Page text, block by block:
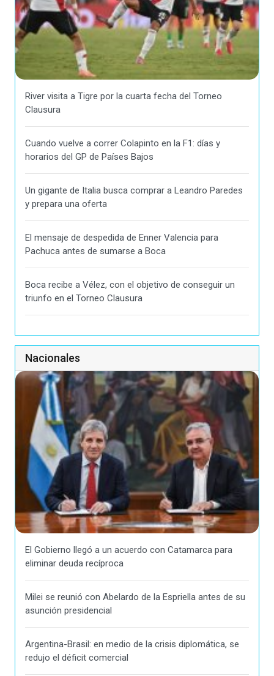
River visita a Tigre por la cuarta fecha del Torneo
Clausura
Cuando vuelve a correr Colapinto en la F1: días y
horarios del GP de Países Bajos
Un gigante de Italia busca comprar a Leandro Paredes
y prepara una oferta
El mensaje de despedida de Enner Valencia para
Pachuca antes de sumarse a Boca
Boca recibe a Vélez, con el objetivo de conseguir un
triunfo en el Torneo Clausura
Nacionales
El Gobierno llegó a un acuerdo con Catamarca para
eliminar deuda recíproca
Milei se reunió con Abelardo de la Espriella antes de su
asunción presidencial
Argentina-Brasil: en medio de la crisis diplomática, se
redujo el déficit comercial